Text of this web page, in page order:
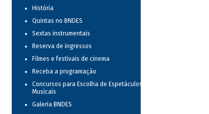
História
Quintas no BNDES
Sextas instrumentais
Reserva de ingressos
Filmes e festivais de cinema
Receba a programação
Concursos para Escolha de Espetáculos
Musicais
Galeria BNDES